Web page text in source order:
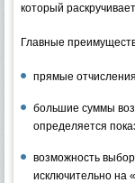
который
Главные
прямые
большие суммы
определяется
возможность
исключительно на